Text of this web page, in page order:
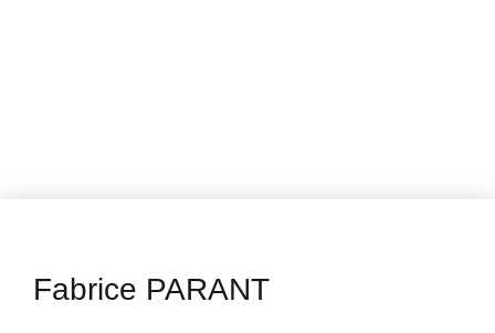
Fabrice PARANT